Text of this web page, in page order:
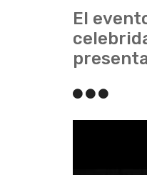
El